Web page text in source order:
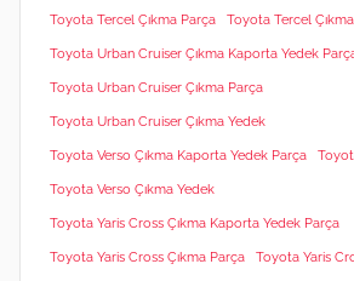
Toyota Tercel Çıkma Parça Toyota Tercel
Toyota Urban Cruiser Çıkma Kaporta Yedek
Toyota Urban Cruiser Çıkma Parça
Toyota Urban Cruiser Çıkma Yedek
Toyota Verso Çıkma Kaporta Yedek Parça
Toyota Verso Çıkma Yedek
Toyota Yaris Cross Çıkma Kaporta Yedek Parça
Toyota Yaris Cross Çıkma Parça Toyota Yaris